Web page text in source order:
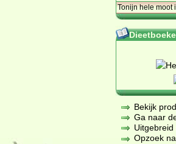
Tonijn hele moot
Bekijk
Ga naar
Opzoek